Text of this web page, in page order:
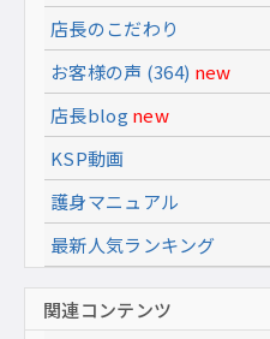
店長のこだわり
お客様の声 (364) new
店長blog new
KSP動画
護身マニュアル
最新人気ランキング
関連コンテンツ